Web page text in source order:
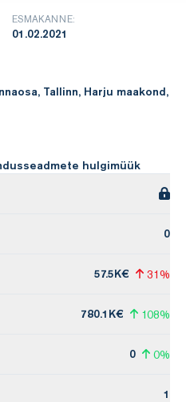
ESMAKANNE:
01.02.2021
Tallinn, Harju maakond,
hulgimüük
0
57.5K€ 31%
780.1K€ 108%
0 0%
1